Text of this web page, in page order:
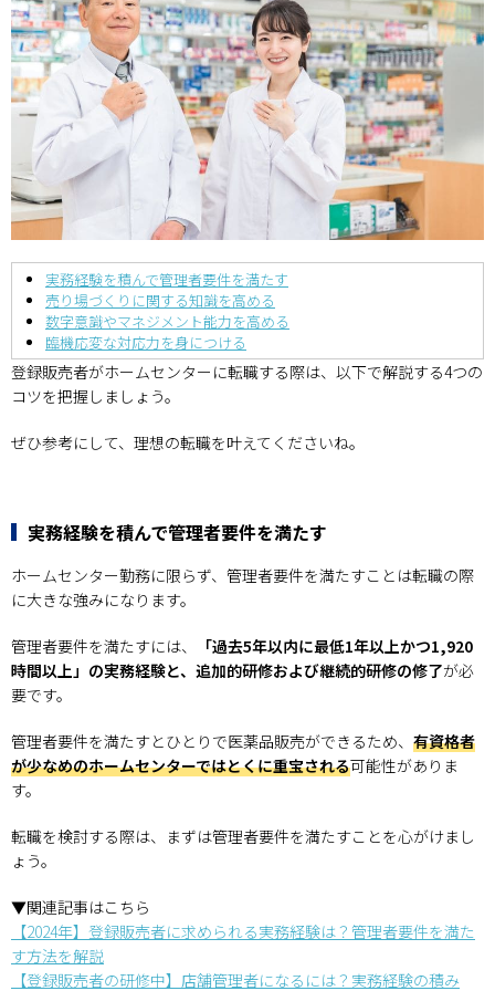
実務経験を積んで管理者要件を満たす
売り場づくりに関する知識を高める
数字意識やマネジメント能力を高める
臨機応変な対応力を身につける
登録販売者がホームセンターに転職する際は、以下で解説する4つの
コツを把握しましょう。
ぜひ参考にして、理想の転職を叶えてくださいね。
実務経験を積んで管理者要件を満たす
ホームセンター勤務に限らず、管理者要件を満たすことは転職の際
に大きな強みになります。
管理者要件を満たすには、
「過去5年以内に最低1年以上かつ1,920
時間以上」の実務経験と、追加的研修および継続的研修の修了が必
要です。
管理者要件を満たすとひとりで医薬品販売ができるため、 有資格者
が少なめのホームセンターではとくに重宝される可能性がありま
す。
転職を検討する際は、まずは管理者要件を満たすことを心がけまし
ょう。
▼関連記事はこちら
【2024年】登録販売者に求められる実務経験は？管理者要件を満た
す方法を解説
【登録販売者の研修中】店舗管理者になるには？実務経験の積み